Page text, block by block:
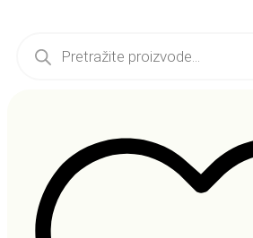
sadržaj
search